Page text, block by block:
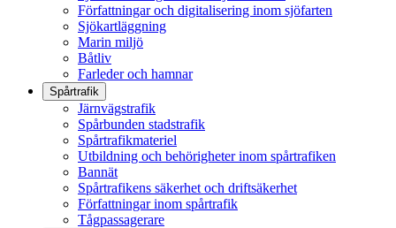
Författningar och digitalisering inom sjöfarten
Sjökartläggning
Marin miljö
Båtliv
Farleder och hamnar
Spårtrafik
Järnvägstrafik
Spårbunden stadstrafik
Spårtrafikmateriel
Utbildning och behörigheter inom spårtrafiken
Bannät
Spårtrafikens säkerhet och driftsäkerhet
Författningar inom spårtrafik
Tågpassagerare